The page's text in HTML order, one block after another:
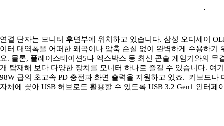
연결 단자는 모니터 후면부에 위치하고 있습니다. 삼성 오디세이
이터 대역폭을 어떠한 왜곡이나 압축 손실 없이 완벽하게 수용하기
요. 물론, 플레이스테이션5나 엑스박스 등 최신 콘솔 게임기와의
개 탑재해 보다 다양한 장치를 모니터 하나로 즐길 수 있습니다. 여
98W 급의 초고속 PD 충전과 화면 출력을 지원하고 있죠. 키보드
자체에 꽂아 USB 허브로도 활용할 수 있도록 USB 3.2 Gen1 인터